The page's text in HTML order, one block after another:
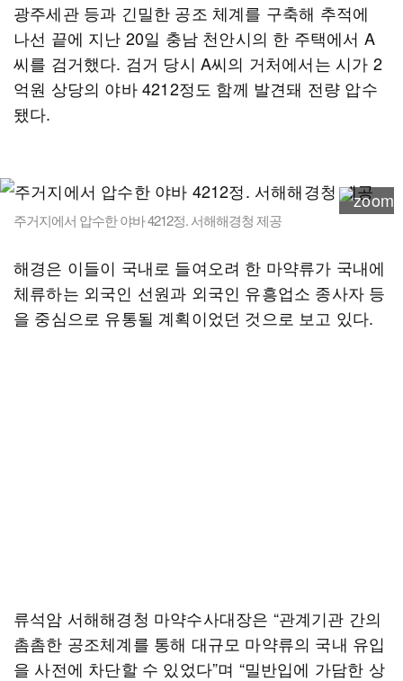
광주세관 등과 긴밀한 공조 체계를 구축해 추적에
나선 끝에 지난 20일 충남 천안시의 한 주택에서 A
씨를 검거했다. 검거 당시 A씨의 거처에서는 시가 2
억원 상당의 야바 4212정도 함께 발견돼 전량 압수
됐다.
주거지에서 압수한 야바 4212정. 서해해경청 제공
해경은 이들이 국내로 들여오려 한 마약류가 국내에
체류하는 외국인 선원과 외국인 유흥업소 종사자 등
을 중심으로 유통될 계획이었던 것으로 보고 있다.
류석암 서해해경청 마약수사대장은 “관계기관 간의
촘촘한 공조체계를 통해 대규모 마약류의 국내 유입
을 사전에 차단할 수 있었다”며 “밀반입에 가담한 상